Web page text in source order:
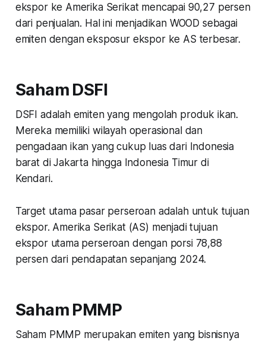
ekspor ke Amerika Serikat mencapai 90,27 persen
dari penjualan. Hal ini menjadikan WOOD sebagai
emiten dengan eksposur ekspor ke AS terbesar.
Saham DSFI
DSFI adalah emiten yang mengolah produk ikan.
Mereka memiliki wilayah operasional dan
pengadaan ikan yang cukup luas dari Indonesia
barat di Jakarta hingga Indonesia Timur di
Kendari.
Target utama pasar perseroan adalah untuk tujuan
ekspor. Amerika Serikat (AS) menjadi tujuan
ekspor utama perseroan dengan porsi 78,88
persen dari pendapatan sepanjang 2024.
Saham PMMP
Saham PMMP merupakan emiten yang bisnisnya